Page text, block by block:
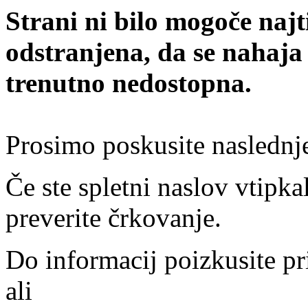
Strani ni bilo mogoče
odstranjena, da se
trenutno nedostopna.
Prosimo poskusite
Če ste spletni naslov
preverite črkovanje.
Do informacij poizkusite
ali